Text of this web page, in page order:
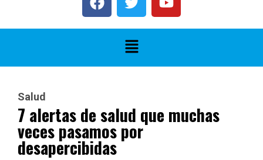
Salud
7 alertas de salud que muchas
veces pasamos por
desapercibidas